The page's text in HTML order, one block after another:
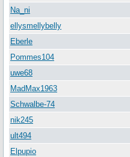
Na_ni
ellysmellybelly
Eberle
Pommes104
uwe68
MadMax1963
Schwalbe-74
nik245
ult494
Elpupio